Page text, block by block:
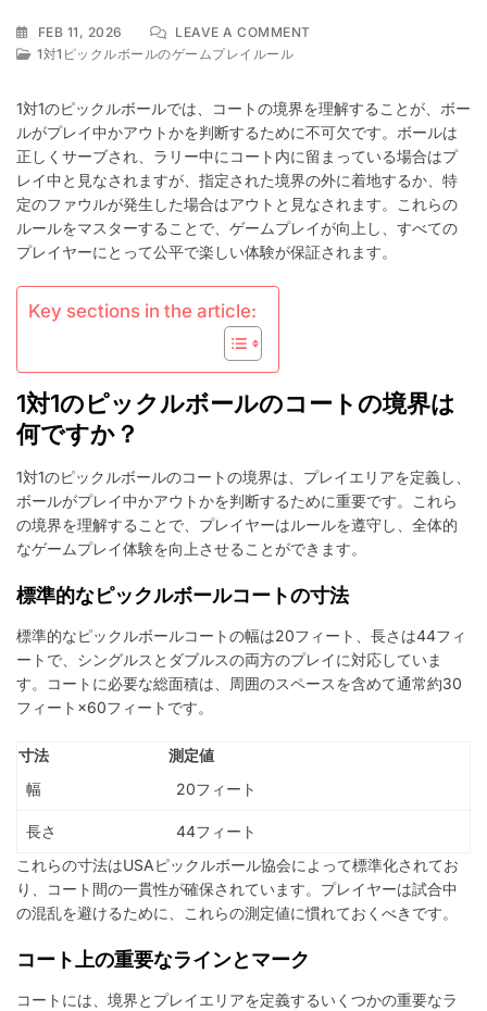
FEB 11, 2026 LEAVE A COMMENTON
ル
ボ
ー
ル:
コ
ー
ト
の
の
プ
レ
イ
外
1対1ピックルボールのゲームプレイルール
1対1のピックルボールでは、コートの境界を理解することが、ボー
ルがプレイ中かアウトかを判断するために不可欠です。ボールは
正しくサーブされ、ラリー中にコート内に留まっている場合はプ
レイ中と見なされますが、指定された境界の外に着地するか、特
定のファウルが発生した場合はアウトと見なされます。これらの
ルールをマスターすることで、ゲームプレイが向上し、すべての
プレイヤーにとって公平で楽しい体験が保証されます。
Key sections in the article:
1対1のピックルボールのコートの境界は
何ですか？
1対1のピックルボールのコートの境界は、プレイエリアを定義し、
ボールがプレイ中かアウトかを判断するために重要です。これら
の境界を理解することで、プレイヤーはルールを遵守し、全体的
なゲームプレイ体験を向上させることができます。
標準的なピックルボールコートの寸法
標準的なピックルボールコートの幅は20フィート、長さは44フィ
ートで、シングルスとダブルスの両方のプレイに対応していま
す。コートに必要な総面積は、周囲のスペースを含めて通常約30
フィート×60フィートです。
寸法
測定値
幅
20フィート
長さ
44フィート
これらの寸法はUSAピックルボール協会によって標準化されてお
り、コート間の一貫性が確保されています。プレイヤーは試合中
の混乱を避けるために、これらの測定値に慣れておくべきです。
コート上の重要なラインとマーク
コートには、境界とプレイエリアを定義するいくつかの重要なラ